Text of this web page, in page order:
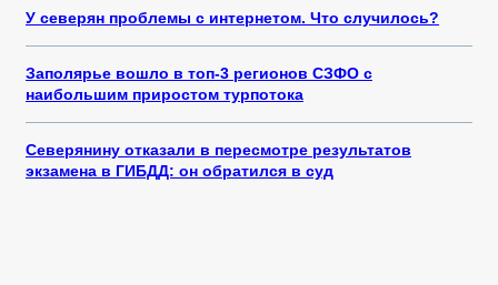
У северян проблемы с интернетом. Что случилось?
Заполярье вошло в топ-3 регионов СЗФО с
наибольшим приростом турпотока
Северянину отказали в пересмотре результатов
экзамена в ГИБДД: он обратился в суд